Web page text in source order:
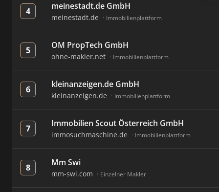
4 meinestadt.de GmbH
meinestadt.de Immobilienplattform
5 OM PropTech GmbH
ohne-makler.net Immobilienplattform
6 kleinanzeigen.de GmbH
kleinanzeigen.de Immobilienplattform
7 Immobilien Scout Österreich GmbH
immosuchmaschine.de Immobilienplattform
8 Mm Swi
mm-swi.com Einzelner Makler